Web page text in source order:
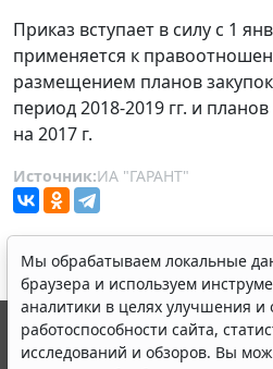
Приказ вступает в силу с 1
применяется к
размещением планов
период 2018-2019 гг. и
на 2017 г.
Источник:ИА "ГАРАНТ"
Мы обрабатываем локальные
браузера и используем
аналитики в целях улучшения и
работоспособности сайта,
исследований и обзоров. Вы
© ООО "НПП "ГАРАНТ-СЕРВИС",